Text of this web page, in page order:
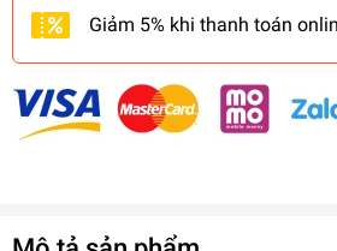
Giảm 5% khi thanh toán